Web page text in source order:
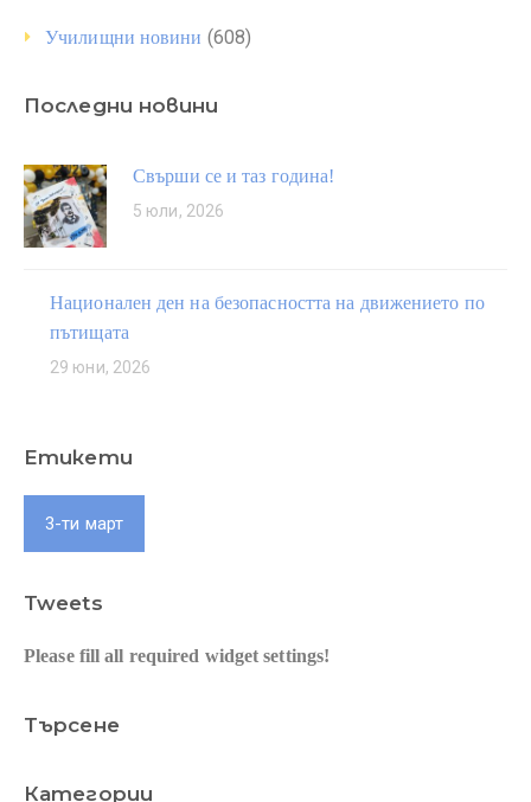
Училищни новини (608)
Последни новини
Свърши се и таз година!
5 юли, 2026
Национален ден на безопасността на движението по
пътищата
29 юни, 2026
Етикети
3-ти март
Tweets
Please fill all required widget settings!
Търсене
Категории